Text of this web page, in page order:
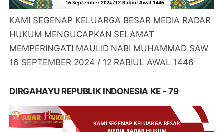
KAMI SEGENAP KELUARGA BESAR MEDIA RADAR
HUKUM MENGUCAPKAN SELAMAT
MEMPERINGATI MAULID NABI MUHAMMAD SAW
16 SEPTEMBER 2024 / 12 RABIUL AWAL 1446
DIRGAHAYU REPUBLIK INDONESIA KE - 79